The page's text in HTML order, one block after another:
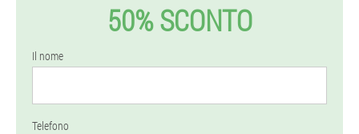
50% SCONTO
Il nome
Telefono